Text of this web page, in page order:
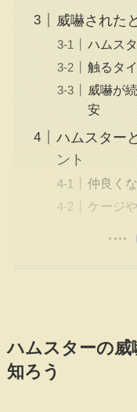
威嚇された
ハムス
触るタ
威嚇が
安
ハムスター
ント
仲良く
ケージ
ハムスターの
知ろう